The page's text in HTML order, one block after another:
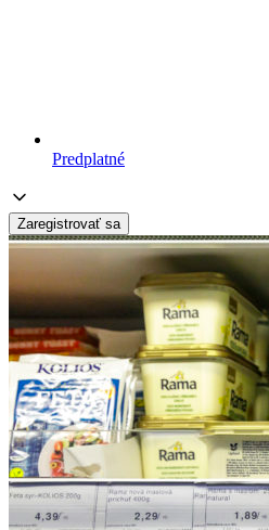
Predplatné
Zaregistrovať sa